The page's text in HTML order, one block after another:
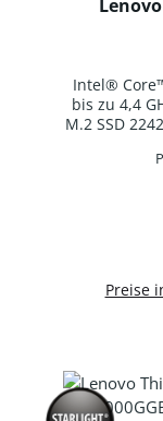
Intel®
bis zu 4,4
M.2 SSD
Iris® Xe
AX201
Zellen Li-
Preise